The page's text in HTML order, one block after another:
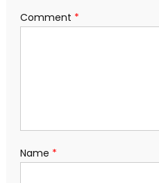
Comment *
Name *